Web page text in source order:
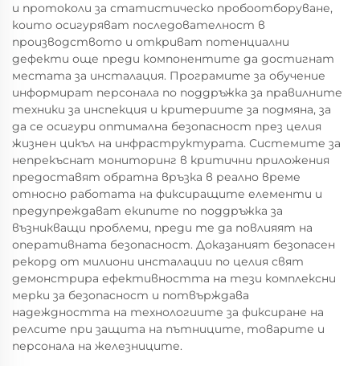
и протоколи за статистическо пробоотборуване,
които осигуряват последователност в
производството и откриват потенциални
дефекти още преди компонентите да достигнат
местата за инсталация. Програмите за обучение
информират персонала по поддръжка за правилните
техники за инспекция и критериите за подмяна, за
да се осигури оптимална безопасност през целия
жизнен цикъл на инфраструктурата. Системите за
непрекъснат мониторинг в критични приложения
предоставят обратна връзка в реално време
относно работата на фиксиращите елементи и
предупреждават екипите по поддръжка за
възникващи проблеми, преди те да повлияят на
оперативната безопасност. Доказаният безопасен
рекорд от милиони инсталации по целия свят
демонстрира ефективността на тези комплексни
мерки за безопасност и потвърждава
надеждността на технологиите за фиксиране на
релсите при защита на пътниците, товарите и
персонала на железниците.